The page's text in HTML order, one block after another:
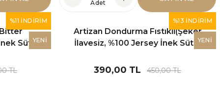
SATIN AL
Glutensiz Elmalı Kek(Şeker İlavesiz) 1 kişilik
Adet
%11 İNDİRİM
YENİ
Sütü)
TL
%13 İNDİRİM
YENİ
Artizan Dondurma Fıstıklı(Şeker
İlavesiz, %100 Jersey İnek Sütü)
390,00 TL 450,00 TL